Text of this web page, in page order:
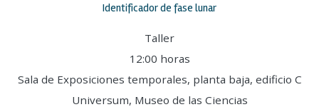
Identificador de fase lunar
Taller
12:00 horas
Sala de Exposiciones temporales, planta baja, edificio C
Universum, Museo de las Ciencias